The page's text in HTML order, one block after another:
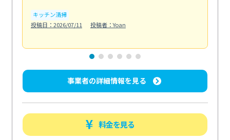
キッチン清掃
投稿日：2026/07/11
投稿者：Yoan
事業者の詳細情報を見る
料金を見る